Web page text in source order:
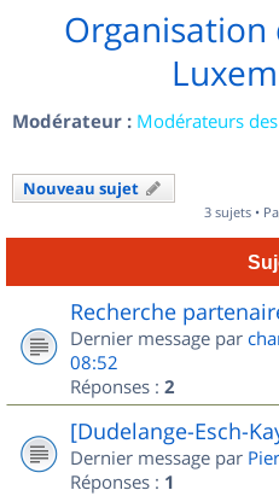
Organisation
Modérateur : Modérateurs
Nouveau sujet
3 sujets •
Recherche
Dernier message par
08:52
Réponses : 2
[Dudelange-Esch-
Dernier message par
Réponses : 1